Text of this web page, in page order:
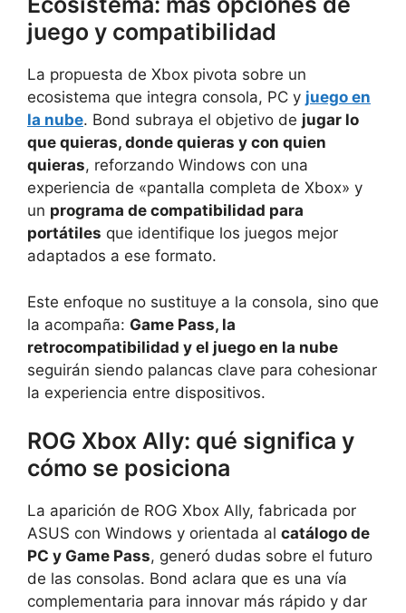
juego y compatibilidad
La propuesta de Xbox pivota sobre un
ecosistema que integra consola, PC y juego en
la nube. Bond subraya el objetivo de jugar lo
que quieras, donde quieras y con quien
quieras, reforzando Windows con una
experiencia de «pantalla completa de Xbox» y
un programa de compatibilidad para
portátiles que identifique los juegos mejor
adaptados a ese formato.
Este enfoque no sustituye a la consola, sino que
la acompaña: Game Pass, la
retrocompatibilidad y el juego en la nube
seguirán siendo palancas clave para cohesionar
la experiencia entre dispositivos.
ROG Xbox Ally: qué significa y
cómo se posiciona
La aparición de ROG Xbox Ally, fabricada por
ASUS con Windows y orientada al catálogo de
PC y Game Pass, generó dudas sobre el futuro
de las consolas. Bond aclara que es una vía
complementaria para innovar más rápido y dar